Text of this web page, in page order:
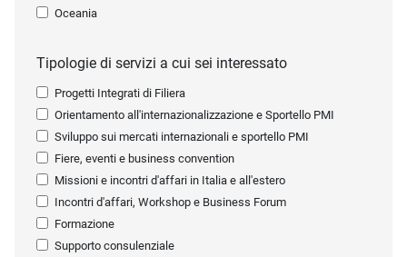
Oceania
Tipologie di servizi a cui sei interessato
Progetti Integrati di Filiera
Orientamento all'internazionalizzazione e Sportello PMI
Sviluppo sui mercati internazionali e sportello PMI
Fiere, eventi e business convention
Missioni e incontri d'affari in Italia e all'estero
Incontri d'affari, Workshop e Business Forum
Formazione
Supporto consulenziale